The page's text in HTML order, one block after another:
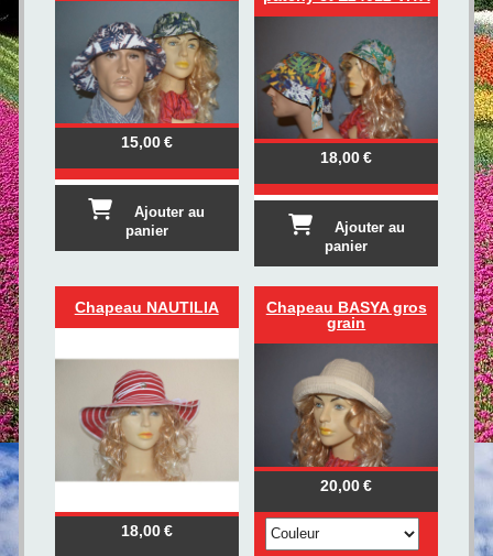
15,00€
Ajouter au
panier
18,00€
Ajouter au
panier
Chapeau NAUTILIA
18,00€
Chapeau BASYA gros
grain
20,00€